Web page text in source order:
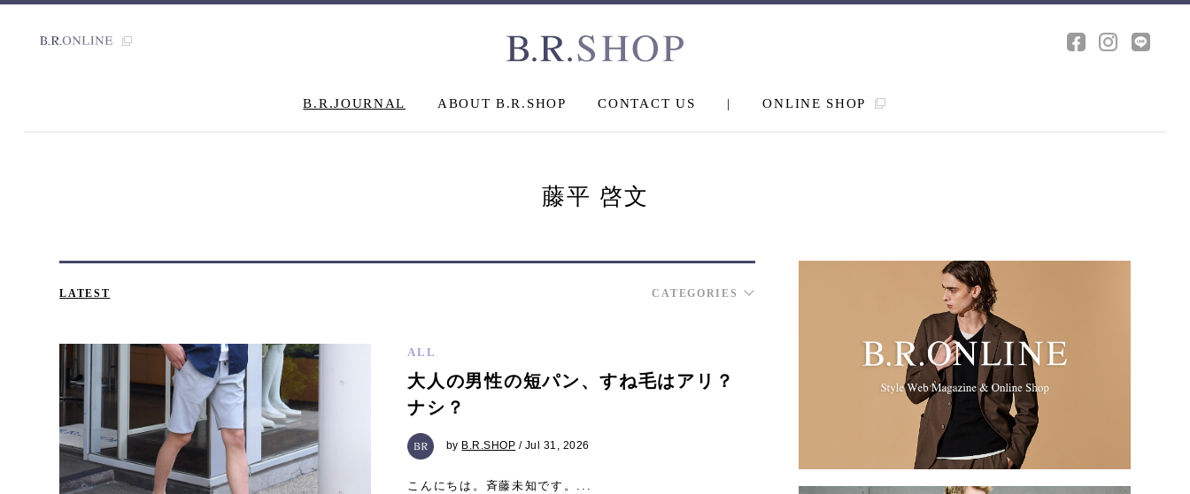
B.R.JOURNAL ABOUT B.R.SHOP CONTACT US | ONLINE SHOP
藤平 啓文
LATEST CATEGORIES
ALL
大人の男性の短パン、すね毛はアリ？
ナシ？
by B.R.SHOP / Jul 31, 2026
こんにちは。斉藤未知です。...